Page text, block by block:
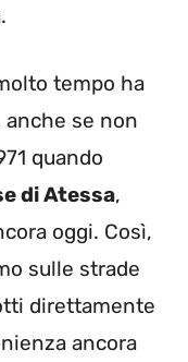
tempo ha
se non
quando
di Atessa,
oggi. Così,
sulle strade
direttamente
ancora